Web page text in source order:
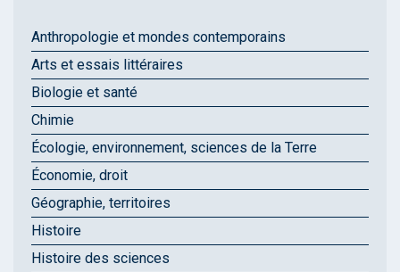
Anthropologie et mondes contemporains
Arts et essais littéraires
Biologie et santé
Chimie
Écologie, environnement, sciences de la Terre
Économie, droit
Géographie, territoires
Histoire
Histoire des sciences